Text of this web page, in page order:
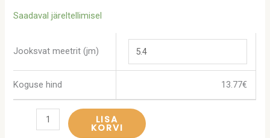
Saadaval järeltellimisel
Jooksvat meetrit (jm)
Koguse hind 13.77€
LISA
KORVI